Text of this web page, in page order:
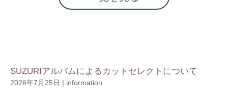
SUZURIアルバムによるカットセレクトについて
2026年7月25日 | information